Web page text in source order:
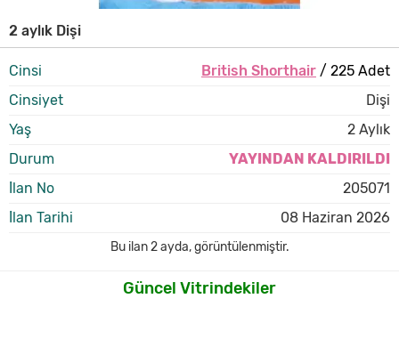
2 aylık Dişi
Cinsi British Shorthair/ 225 Adet
Cinsiyet
Dişi
Yaş
2 Aylık
Durum
YAYINDAN KALDIRILDI
İlan No
205071
İlan Tarihi
08 Haziran 2026
Bu ilan2 ayda,görüntülenmiştir.
Güncel Vitrindekiler